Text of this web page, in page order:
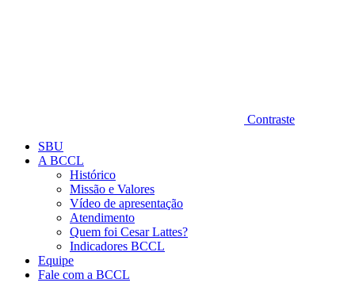
Contraste
SBU
A BCCL
Histórico
Missão e Valores
Vídeo de apresentação
Atendimento
Quem foi Cesar Lattes?
Indicadores BCCL
Equipe
Fale com a BCCL